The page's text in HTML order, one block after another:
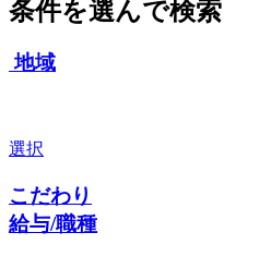
条件を選んで検索
地域
選択
こだわり
給与/職種